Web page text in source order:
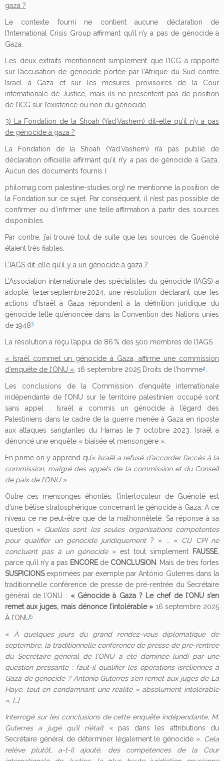
gaza ?
Le contexte fourni ne contient aucune déclaration de
l’International Crisis Group affirmant qu’il n’y a pas de génocide à
Gaza.
Les deux extraits mentionnent simplement que l’ICG a rapporté
sur l’accusation de génocide portée par l’Afrique du Sud contre
Israël à Gaza et sur les mesures provisoires de la Cour
internationale de Justice, mais ils ne présentent pas de position
de l’ICG sur l’existence ou non du génocide.
3) La Fondation de la Shoah (Yad Vashem) dit-elle qu’il n’y a pas
de génocide à gaza ?
La Fondation de la Shoah (Yad Vashem) n’a pas publié de
déclaration officielle affirmant qu’il n’y a pas de génocide à Gaza.
Aucun des documents fournis (
philomag.com palestine-studies.org) ne mentionne la position de
la Fondation sur ce sujet. Par conséquent, il n’est pas possible de
confirmer ou d’infirmer une telle affirmation à partir des sources
disponibles.
Par contre, j’ai trouvé tout de suite que les sources de Guénolé
étaient très fiables.
L’IAGS dit-elle qu’il y a un génocide à gaza ?
L’Association internationale des spécialistes du génocide (IAGS) a
adopté, le 1er septembre 2024, une résolution déclarant que les
actions d’Israël à Gaza répondent à la définition juridique du
génocide telle qu’énoncée dans la Convention des Nations unies
de 19483
La résolution a reçu l’appui de 86 % des 500 membres de l’IAGS.
« Israël commet un génocide à Gaza, affirme une commission
d’enquête de l’ONU » , 16 septembre 2025 Droits de l’homme4
Les conclusions de la Commission d’enquête internationale
indépendante de l’ONU sur le territoire palestinien occupé sont
sans appel : Israël a commis un génocide à l’égard des
Palestiniens dans le cadre de la guerre menée à Gaza en riposte
aux attaques sanglantes du Hamas le 7 octobre 2023. Israël a
dénoncé une enquête « biaisée et mensongère ».
En prime on y apprend qu’« Israël a refusé d’accorder l’accès à la
commission, malgré des appels de la commission et du Conseil
de paix de l’ONU».
Outre ces mensonges éhontés, l’interlocuteur de Guénolé est
d’une bêtise stratosphérique concernant le génocide à Gaza. A ce
niveau ce ne peut-être que de la malhonnêteté. Sa réponse à sa
question « Quelles sont les seules organisations compétentes
pour qualifier un génocide juridiquement? » :. « CIJ CPI ne
concluent pas à un génocide» est tout simplement FAUSSE
parce qu’il n’y a pas ENCORE de CONCLUSION
. Mais de très fortes
SUSPICIONSexprimées par exemple par António Guterres dans la
traditionnelle conférence de presse de pré-rentrée du Secrétaire
général de l’ONU : « Génocide à Gaza ? Le chef de l’ONU s’en
remet aux juges, mais dénonce l’intolérable » 16 septembre 2025
À l’ONU5
« À quelques jours du grand rendez-vous diplomatique de
septembre, la traditionnelle conférence de presse de pré-rentrée
du Secrétaire général de l’ONU a été dominée lundi par une
question pressante : faut-il qualifier les opérations isréliennes à
Gaza de génocide ? António Guterres s’en remet aux juges de La
Haye, tout en condamnant une réalité « absolument intolérable
». […]
Interrogé sur les conclusions de cette enquête indépendante, M.
Guterres a jugé qu’il n’était « pas dans les attributions du
Secrétaire général de déterminer légalement le génocide ». Cela
relève plutôt, a-t-il ajouté, des compétences de la Cour